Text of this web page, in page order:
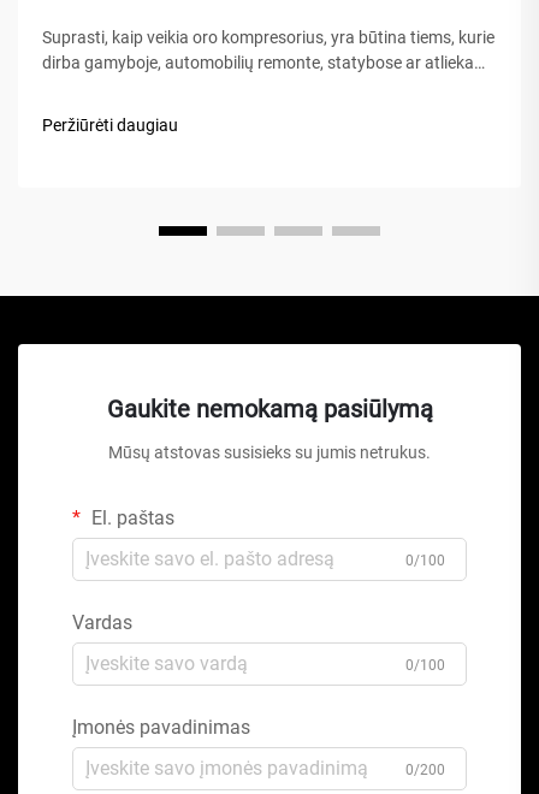
Suprasti, kaip veikia oro kompresorius, yra būtina tiems, kurie
dirba gamyboje, automobilių remonte, statybose ar atlieka
potencialia energija...
Peržiūrėti daugiau
Gaukite nemokamą pasiūlymą
Mūsų atstovas susisieks su jumis netrukus.
El. paštas
0/100
Vardas
0/100
Įmonės pavadinimas
0/200